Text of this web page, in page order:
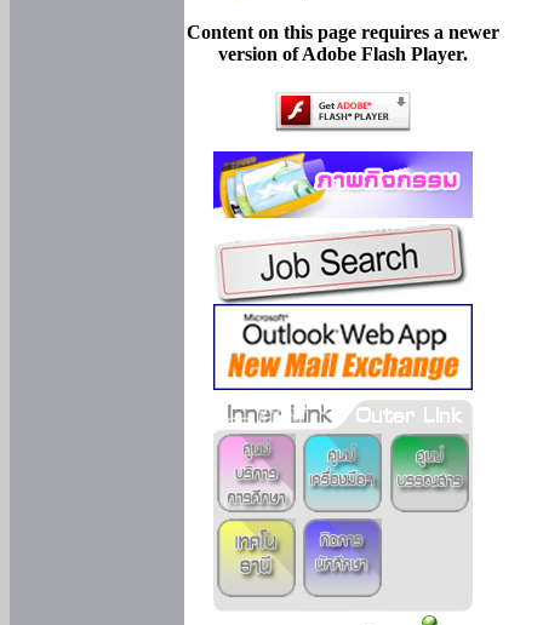
Content on this page requires a newer
version of Adobe Flash Player.